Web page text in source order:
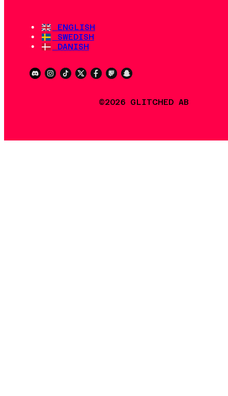
ENGLISH
SWEDISH
DANISH
©2026 GLITCHED AB